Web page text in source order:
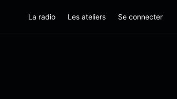
La radio Les ateliers Se connecter